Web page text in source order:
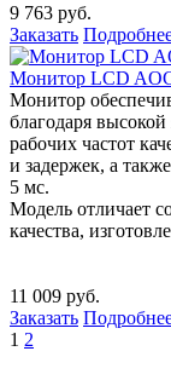
9 763 руб.
Заказать
Монитор LCD
Монитор
благодаря
рабочих частот
и задержек, а
5 мс.
Модель отличает
качества,
11 009 руб.
Заказать
1 2